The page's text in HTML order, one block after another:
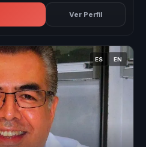
Ver Perfil
ES EN